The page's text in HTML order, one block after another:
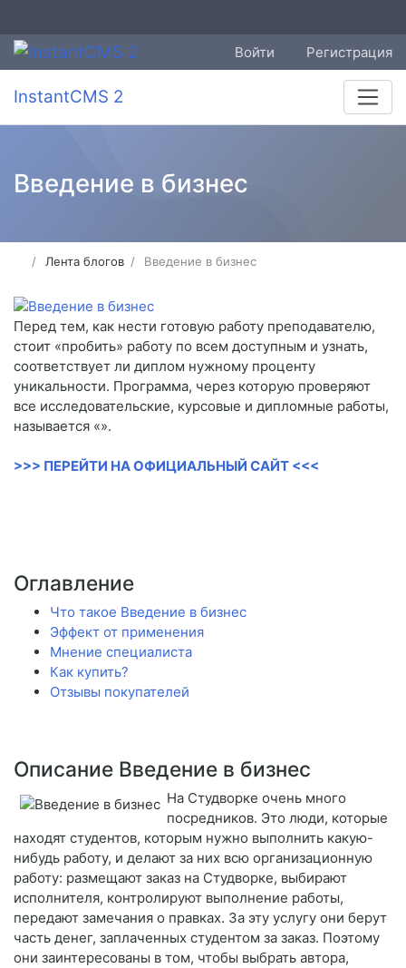
Войти Регистрация
InstantCMS 2
Введение в бизнес
Лента блогов Введение в бизнес
Перед тем, как нести готовую работу преподавателю,
стоит «пробить» работу по всем доступным и узнать,
соответствует ли диплом нужному проценту
уникальности. Программа, через которую проверяют
все исследовательские, курсовые и дипломные работы,
называется «».
>>> ПЕРЕЙТИ НА ОФИЦИАЛЬНЫЙ САЙТ <<<
Оглавление
Что такое Введение в бизнес
Эффект от применения
Мнение специалиста
Как купить?
Отзывы покупателей
Описание Введение в бизнес
На Студворке очень много
посредников. Это люди, которые
находят студентов, которым нужно выполнить какую-
нибудь работу, и делают за них всю организационную
работу: размещают заказ на Студворке, выбирают
исполнителя, контролируют выполнение работы,
передают замечания о правках. За эту услугу они берут
часть денег, заплаченных студентом за заказ. Поэтому
они заинтересованы в том, чтобы выбрать автора,